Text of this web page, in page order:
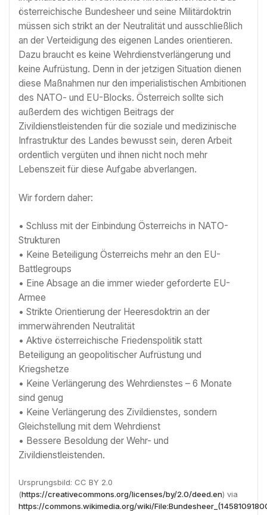
österreichische Bundesheer und seine Militärdoktrin
müssen sich strikt an der Neutralität und ausschließlich
an der Verteidigung des eigenen Landes orientieren.
Dazu braucht es keine Wehrdienstverlängerung und
keine Aufrüstung. Denn in der jetzigen Situation dienen
diese Maßnahmen nur den imperialistischen Ambitionen
des NATO- und EU-Blocks. Österreich sollte sich
außerdem des wichtigen Beitrags der
Zivildienstleistenden für die soziale und medizinische
Infrastruktur des Landes bewusst sein, deren Arbeit
ordentlich vergüten und ihnen nicht noch mehr
Lebenszeit für diese Aufgabe abverlangen.
Wir fordern daher:
• Schluss mit der Einbindung Österreichs in NATO-
Strukturen
• Keine Beteiligung Österreichs mehr an den EU-
Battlegroups
• Eine Absage an die immer wieder geforderte EU-
Armee
• Strikte Orientierung der Heeresdoktrin an der
immerwährenden Neutralität
• Aktive österreichische Friedenspolitik statt
Beteiligung an geopolitischer Aufrüstung und
Kriegshetze
• Keine Verlängerung des Wehrdienstes – 6 Monate
sind genug
• Keine Verlängerung des Zivildienstes, sondern
Gleichstellung mit dem Wehrdienst
• Bessere Besoldung der Wehr- und
Zivildienstleistenden.
Ursprungsbild: CC BY 2.0
(https://creativecommons.org/licenses/by/2.0/deed.en) via
https://commons.wikimedia.org/wiki/